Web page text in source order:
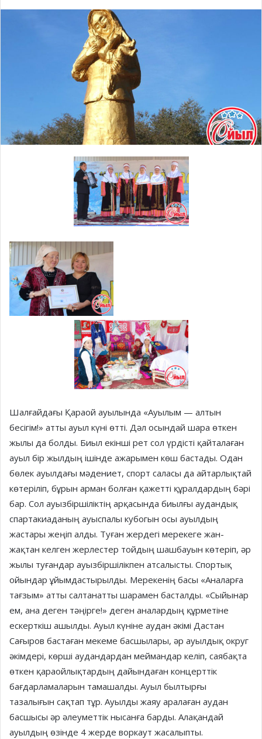
Шалғайдағы Қараой ауылында «Ауылым — алтын
бесігім!» атты ауыл күні өтті. Дәл осындай шара өткен
жылы да болды. Биыл екінші рет сол үрдісті қайталаған
ауыл бір жылдың ішінде ажарымен көш бастады. Одан
бөлек ауылдағы мәдениет, спорт саласы да айтарлықтай
көтеріліп, бұрын арман болған қажетті құралдардың бәрі
бар. Сол ауызбіршіліктің арқасында биылғы аудандық
спартакиаданың ауыспалы кубогын осы ауылдың
жастары жеңіп алды. Туған жердегі мерекеге жан-
жақтан келген жерлестер тойдың шашбауын көтеріп, әр
жылы туғандар ауызбіршілікпен атсалысты. Спортық
ойындар ұйымдастырылды. Мерекенің басы «Аналарға
тағзым» атты салтанатты шарамен басталды. «Сыйынар
ем, ана деген тәңірге!» деген аналардың құрметіне
ескерткіш ашылды. Ауыл күніне аудан әкімі Дастан
Сағыров бастаған мекеме басшылары, әр ауылдық округ
әкімдері, көрші аудандардан меймандар келіп, саябақта
өткен қараойлықтардың дайындаған концерттік
бағдарламаларын тамашалды. Ауыл былтырғы
тазалығын сақтап тұр. Ауылды жаяу аралаған аудан
басшысы әр әлеуметтік нысанға барды. Алақандай
ауылдың өзінде 4 жерде воркаут жасалыпты.